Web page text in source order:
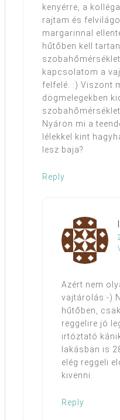
kenyérre, a
rajtam és
margarinnal
hűtőben kell
kapcsolatom a
felfelé. :) Viszont
dögmelegekben
Nyáron mi a
lélekkel kint
lesz baja?
Reply
Azért nem
vajtárolás:-)
hűtőben,
reggelire jó
irtóztató
lakásban is
elég reggeli
kivenni.
Reply